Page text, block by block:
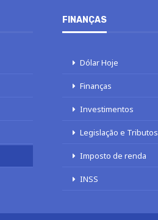
FINANÇAS
Dólar Hoje
Finanças
Investimentos
Legislação e Tributos
Imposto de renda
INSS